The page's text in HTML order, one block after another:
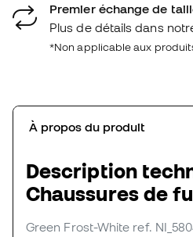
Premier échange de
Plus de détails dans
*Non applicable aux
À propos du produit
Description
Chaussures de
Green Frost-White ref.